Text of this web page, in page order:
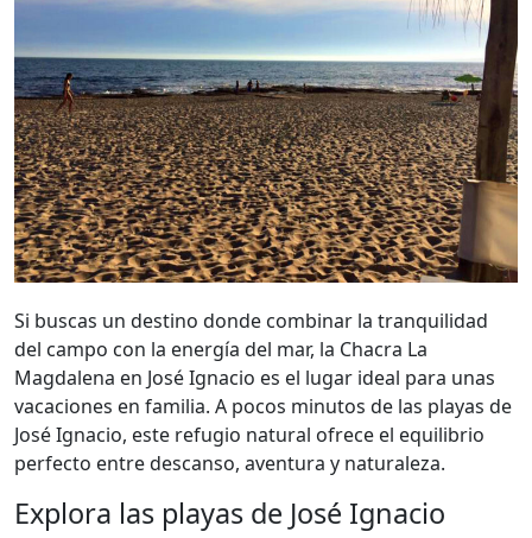
Si buscas un destino donde combinar la tranquilidad
del campo con la energía del mar, la Chacra La
Magdalena en José Ignacio es el lugar ideal para unas
vacaciones en familia. A pocos minutos de las playas de
José Ignacio, este refugio natural ofrece el equilibrio
perfecto entre descanso, aventura y naturaleza.
Explora las playas de José Ignacio